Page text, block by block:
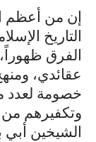
إن من أعظم
التاريخ
الفرق
عقائدي،
خصومة لعدد
وتكفيرهم من
الشيخين